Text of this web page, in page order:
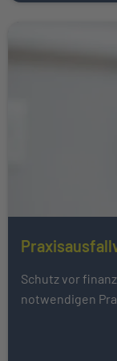
Schutz vor
notwendigen
Mehr über Das